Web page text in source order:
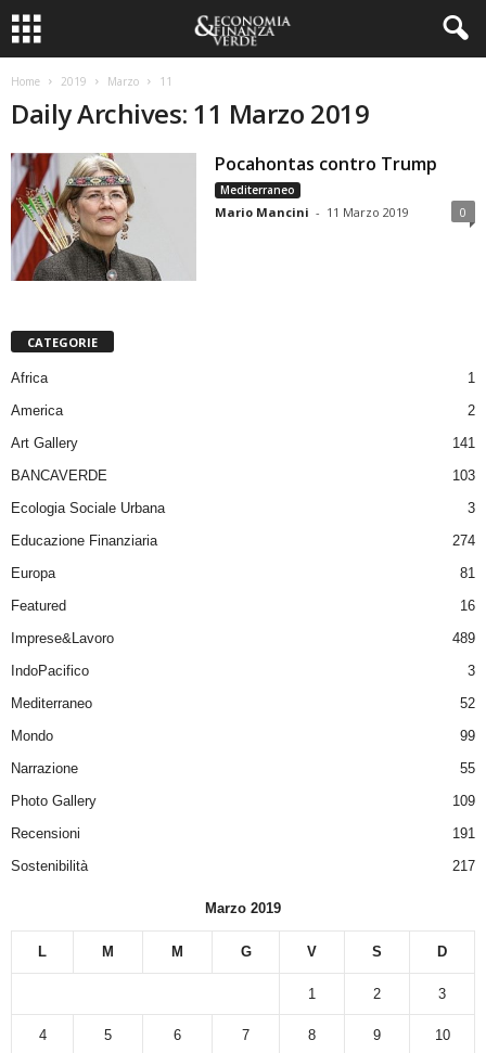
Home 2019 Marzo 11
Daily Archives: 11 Marzo 2019
Pocahontas contro Trump
Mediterraneo
Mario Mancini - 11 Marzo 2019 0
CATEGORIE
Africa
1
America
2
Art Gallery
141
BANCAVERDE
103
Ecologia Sociale Urbana
3
Educazione Finanziaria
274
Europa
81
Featured
16
Imprese&Lavoro
489
IndoPacifico
3
Mediterraneo
52
Mondo
99
Narrazione
55
Photo Gallery
109
Recensioni
191
Sostenibilità
217
Marzo 2019
L M M G V S D
1 2 3
4 5 6 7 8 9 10